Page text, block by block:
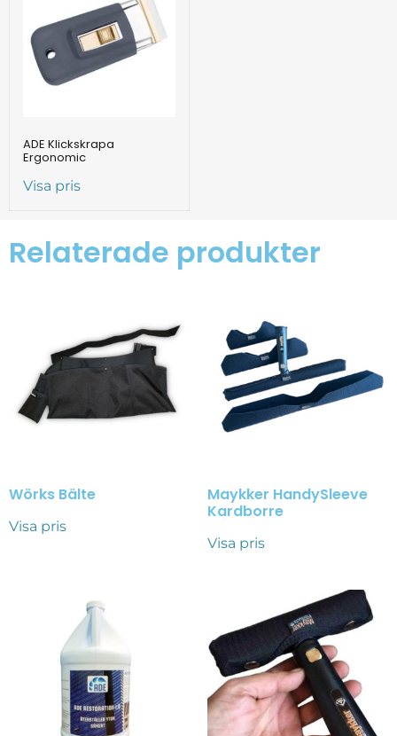
ADE Klickskrapa
Ergonomic
Visa pris
Relaterade produkter
Wörks Bälte
Visa pris
Maykker HandySleeve
Kardborre
Visa pris